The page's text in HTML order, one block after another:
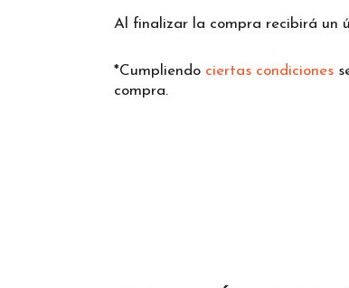
Al finalizar la compra recibirá un
*Cumpliendo ciertas condiciones
compra.